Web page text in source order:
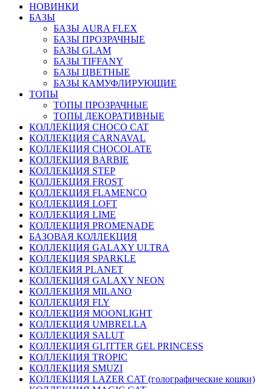
НОВИНКИ
БАЗЫ
БАЗЫ AURA FLEX
БАЗЫ ПРОЗРАЧНЫЕ
БАЗЫ GLAM
БАЗЫ TIFFANY
БАЗЫ ЦВЕТНЫЕ
БАЗЫ КАМУФЛИРУЮЩИЕ
ТОПЫ
ТОПЫ ПРОЗРАЧНЫЕ
ТОПЫ ДЕКОРАТИВНЫЕ
КОЛЛЕКЦИЯ CHOCO CAT
КОЛЛЕКЦИЯ CARNAVAL
КОЛЛЕКЦИЯ CHOCOLATE
КОЛЛЕКЦИЯ BARBIE
КОЛЛЕКЦИЯ STEP
КОЛЛЕКЦИЯ FROST
КОЛЛЕКЦИЯ FLAMENCO
КОЛЛЕКЦИЯ LOFT
КОЛЛЕКЦИЯ LIME
КОЛЛЕКЦИЯ PROMENADE
БАЗОВАЯ КОЛЛЕКЦИЯ
КОЛЛЕКЦИЯ GALAXY ULTRA
КОЛЛЕКЦИЯ SPARKLE
КОЛЛЕКИЯ PLANET
КОЛЛЕКЦИЯ GALAXY NEON
КОЛЛЕКЦИЯ MILANO
КОЛЛЕКЦИЯ FLY
КОЛЛЕКЦИЯ MOONLIGHT
КОЛЛЕКЦИЯ UMBRELLA
КОЛЛЕКЦИЯ SALUT
КОЛЛЕКЦИЯ GLITTER GEL PRINCESS
КОЛЛЕКЦИЯ TROPIC
КОЛЛЕКЦИЯ SMUZI
КОЛЛЕКЦИЯ LAZER CAT (голографические кошки)